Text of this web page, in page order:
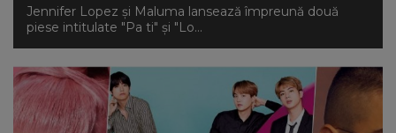
Jennifer Lopez și Maluma lansează împreună două
piese intitulate "Pa ti" şi "Lo...